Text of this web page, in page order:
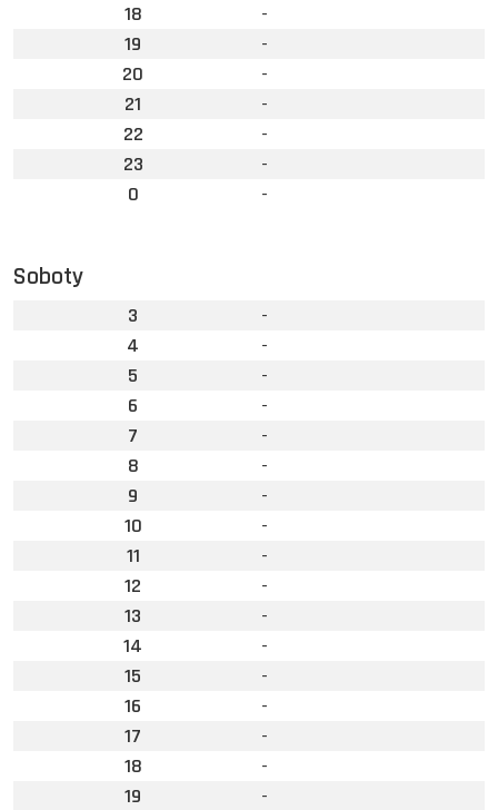
18
-
19
-
20
-
21
-
22
-
23
-
0
-
Soboty
3
-
4
-
5
-
6
-
7
-
8
-
9
-
10
-
11
-
12
-
13
-
14
-
15
-
16
-
17
-
18
-
19
-